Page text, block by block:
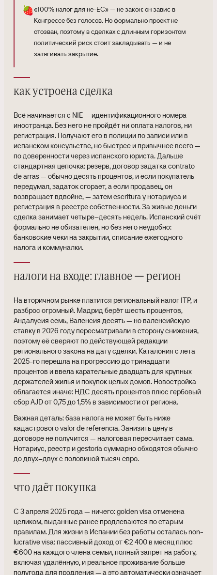
🍓«100% налог для не-ЕС» — не закон: он завис в
Конгрессе без голосов. Но формально проект не
отозван, поэтому в сделках с длинным горизонтом
политический риск стоит закладывать — и не
затягивать закрытие.
как устроена сделка
Всё начинается с NIE — идентификационного номера
иностранца. Без него не пройдёт ни оплата налогов, ни
регистрация. Получают его в полиции по записи или в
испанском консульстве, но быстрее и привычнее всего —
по доверенности через испанского юриста. Дальше
стандартная цепочка: резерв, договор задатка contrato
de arras — обычно десять процентов, и если покупатель
передумал, задаток сгорает, а если продавец, он
возвращает вдвойне, — затем escritura у нотариуса и
регистрация в реестре собственности. За живые деньги
сделка занимает четыре–десять недель. Испанский счёт
формально не обязателен, но без него неудобно:
банковские чеки на закрытии, списание ежегодного
налога и коммуналки.
налоги на входе: главное — регион
На вторичном рынке платится региональный налог ITP, и
разброс огромный. Мадрид берёт шесть процентов,
Андалусия семь, Валенсия десять — но валенсийскую
ставку в 2026 году пересматривали в сторону снижения,
поэтому её сверяют по действующей редакции
регионального закона на дату сделки. Каталония с лета
2025-го перешла на прогрессию до тринадцати
процентов и ввела карательные двадцать для крупных
держателей жилья и покупок целых домов. Новостройка
облагается иначе: НДС десять процентов плюс гербовый
сбор AJD от 0,75 до 1,5% в зависимости от региона.
Важная деталь: база налога не может быть ниже
кадастрового valor de referencia. Занизить цену в
договоре не получится — налоговая пересчитает сама.
Нотариус, реестр и gestoría суммарно обходятся обычно
до двух–двух с половиной тысяч евро.
что даёт покупка
С 3 апреля 2025 года — ничего: golden visa отменена
целиком, выданные ранее продлеваются по старым
правилам. Для жизни в Испании без работы осталась non-
lucrative visa: пассивный доход от €2 400 в месяц плюс
€600 на каждого члена семьи, полный запрет на работу,
включая удалённую, и реальное проживание больше
полугода для продления — а это автоматически означает